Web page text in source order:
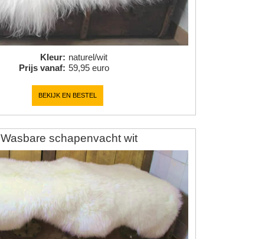
Kleur: naturel/wit
Prijs vanaf: 59,95 euro
BEKIJK EN BESTEL
Wasbare schapenvacht wit